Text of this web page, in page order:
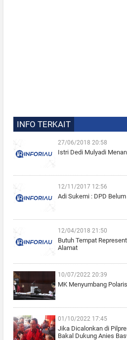
INFO TERKAIT
27/06/2018 20:58
Istri Dedi Mulyadi
12/11/2017 12:56
Adi Sukemi : DPD
12/04/2018 21:50
Butuh Tempat
Alamat
10/07/2022 20:39
MK Menyumbang
01/10/2022 17:45
Jika Dicalonkan di
Bakal Dukung Anies